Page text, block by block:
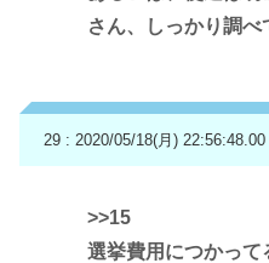
さん、しっかり調べ
29 : 2020/05/18(月) 22:56:48.00
>>15
選挙費用につかって